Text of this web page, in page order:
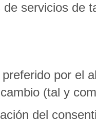
servicios de
por el
(tal y
del